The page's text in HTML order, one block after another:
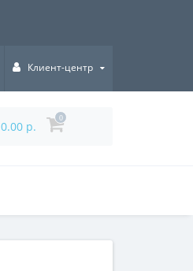
Клиент-центр
0.00 р.
0